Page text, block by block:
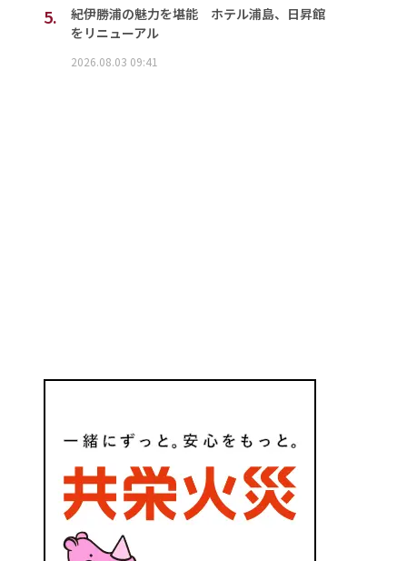
5.
紀伊勝浦の魅力を堪能 ホテル浦島、日昇館
をリニューアル
2026.08.03 09:41